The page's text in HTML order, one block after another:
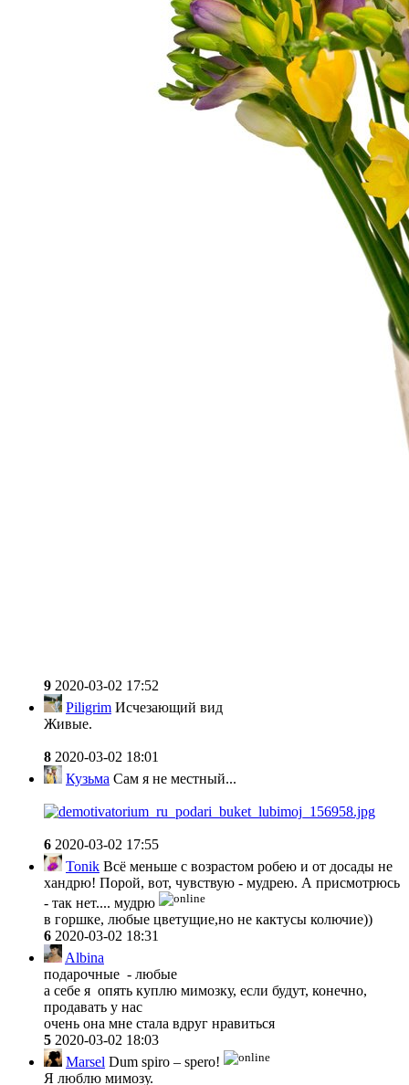
9 2020-03-02 17:52
Piligrim Исчезающий вид
Живые.
8 2020-03-02 18:01
Кузьма Сам я не местный...
6 2020-03-02 17:55
Tonik Всё меньше с возрастом робею и от досады не
хандрю! Порой, вот, чувствую - мудрею. А присмотрюсь
- так нет.... мудрю
в горшке, любые цветущие,но не кактусы колючие))
6 2020-03-02 18:31
Albina
подарочные - любые
а себе я опять куплю мимозку, если будут, конечно,
продавать у нас
очень она мне стала вдруг нравиться
5 2020-03-02 18:03
Marsel Dum spiro – spero!
Я люблю мимозу.